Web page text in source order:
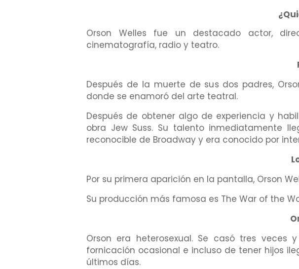
Orson Welles fue un destacado actor,
cinematografía, radio y teatro.
Después de la muerte de sus dos padres,
donde se enamoró del arte teatral.
Después de obtener algo de experiencia y
obra Jew Suss. Su talento inmediatamente
reconocible de Broadway y era conocido por
Por su primera aparición en la pantalla, Orson
Su producción más famosa es The War of the
Orson era heterosexual. Se casó tres
fornicación ocasional e incluso de tener hijos
últimos días.